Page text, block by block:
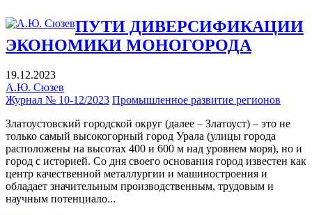
ПУТИ ДИВЕРСИФИКАЦИИ
ЭКОНОМИКИ МОНОГОРОДА
19.12.2023
А.Ю. Сюзев
Журнал № 10-12/2023 Промышленное развитие регионов
Златоустовский городской округ (далее – Златоуст) – это не
только самый высокогорный город Урала (улицы города
расположены на высотах 400 и 600 м над уровнем моря), но и
город с историей. Со дня своего основания город известен как
центр качественной металлургии и машиностроения и
обладает значительным производственным, трудовым и
научным потенциало...